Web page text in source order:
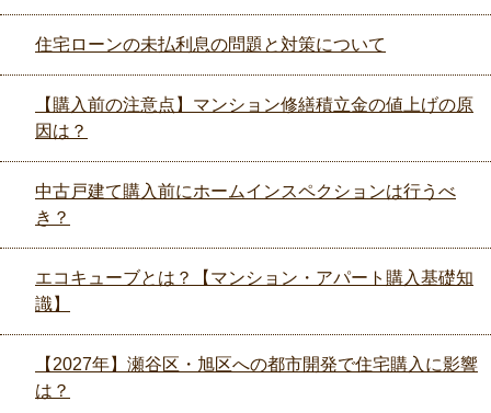
住宅ローンの未払利息の問題と対策について
【購入前の注意点】マンション修繕積立金の値上げの原
因は？
中古戸建て購入前にホームインスペクションは行うべ
き？
エコキューブとは？【マンション・アパート購入基礎知
識】
【2027年】瀬谷区・旭区への都市開発で住宅購入に影響
は？